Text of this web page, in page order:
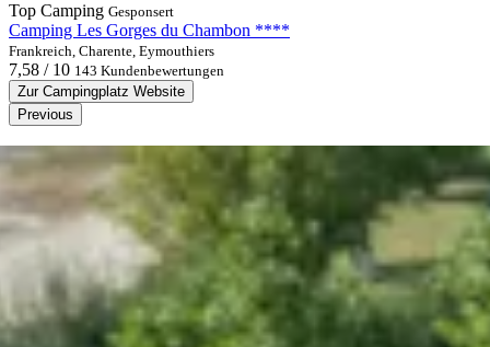
Top Camping Gesponsert
Camping Les Gorges du Chambon ****
Frankreich, Charente, Eymouthiers
7,58 / 10 143 Kundenbewertungen
Zur Campingplatz Website
Previous